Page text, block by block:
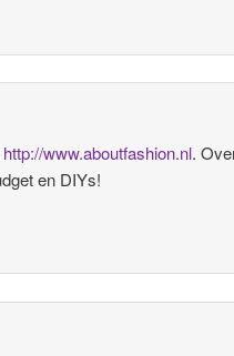
http://www.aboutfashion.nl.
en DIYs!